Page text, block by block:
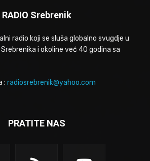
RADIO Srebrenik
radio koji se sluša globalno svugdje u
i okoline već 40 godina sa
: radiosrebrenik@yahoo.com
PRATITE NAS